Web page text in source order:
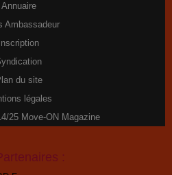
Annuaire
Ambassadeur
Inscription
du site
légales
25 Move-ON Magazine